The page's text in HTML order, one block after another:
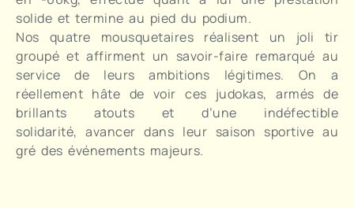
solide et termine au pied du podium.
Nos quatre mousquetaires réalisent un joli tir
groupé et affirment un savoir-faire remarqué au
service de leurs ambitions légitimes. On a
réellement hâte de voir ces judokas, armés de
brillants atouts et d’une indéfectible
solidarité, avancer dans leur saison sportive au
gré des événements majeurs.